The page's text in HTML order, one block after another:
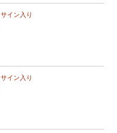
サイン入り
サイン入り